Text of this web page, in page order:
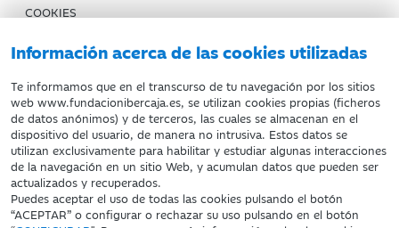
Información acerca de las cookies utilizadas
Te informamos que en el transcurso de tu navegación por los sitios
web www.fundacionibercaja.es, se utilizan cookies propias (ficheros
de datos anónimos) y de terceros, las cuales se almacenan en el
dispositivo del usuario, de manera no intrusiva. Estos datos se
utilizan exclusivamente para habilitar y estudiar algunas interacciones
de la navegación en un sitio Web, y acumulan datos que pueden ser
actualizados y recuperados.
Puedes aceptar el uso de todas las cookies pulsando el botón
“ACEPTAR” o configurar o rechazar su uso pulsando en el botón
COOKIES
CONDICIONES DE COMPRA
IBERCAJA BANCO
Fundación Bancaria Ibercaja. C.I.F. G-50000652.
Inscrita en el Registro de Fundaciones del Mº de Educación,
Cultura y Deporte con el nº 1689.
Domicilio social: Joaquín Costa, 13. 50001 Zaragoza.